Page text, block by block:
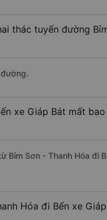
thác tuyến đường
xe Giáp Bát mất
Bỉm Sơn - Thanh Hóa đi
Hóa đi Bến xe